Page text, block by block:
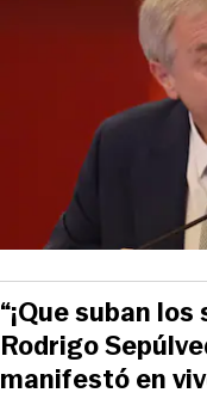
“¡Que suban
Rodrigo
manifestó en